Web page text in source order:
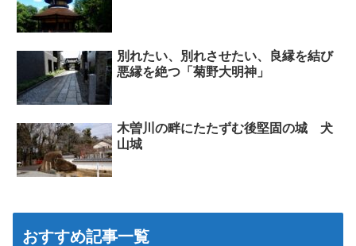
別れたい、別れさせたい、良縁を結び
悪縁を絶つ「菊野大明神」
木曽川の畔にたたずむ後堅固の城 犬
山城
おすすめ記事一覧